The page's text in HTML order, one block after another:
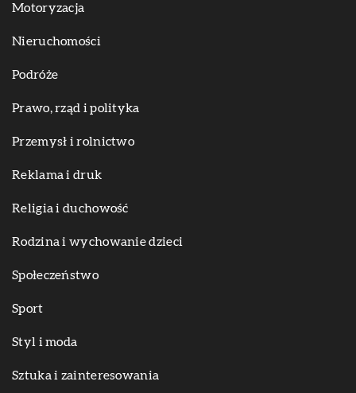
Motoryzacja
Nieruchomości
Podróże
Prawo, rząd i polityka
Przemysł i rolnictwo
Reklama i druk
Religia i duchowość
Rodzina i wychowanie dzieci
Społeczeństwo
Sport
Styl i moda
Sztuka i zainteresowania